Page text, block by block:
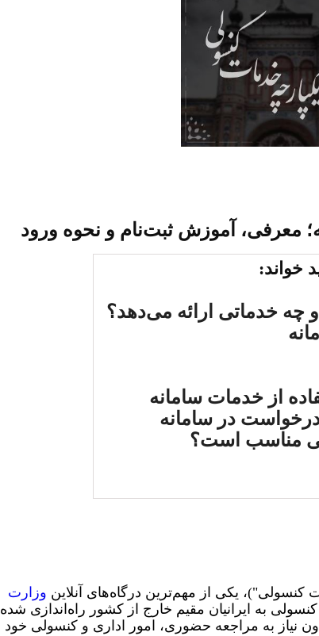
معرفی، آموزش ثبت‌نام و نحوه ورود
خواند:
خدماتی ارائه می‌دهد؟
از خدمات سامانه
در سامانه
مناسب است؟
یکی از مهم‌ترین درگاه‌های آنلاین وزارت
به ایرانیان مقیم خارج از کشور راه‌اندازی شده
نیاز به مراجعه حضوری، امور اداری و کنسولی خود